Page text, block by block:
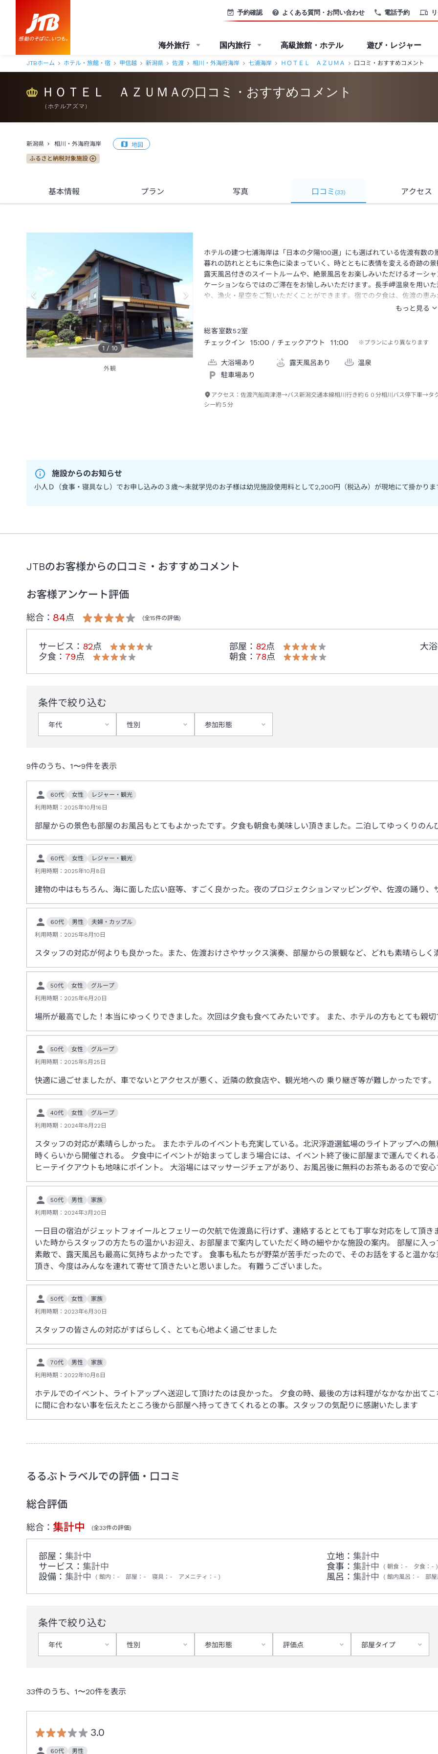
電話予約
予約確認 よくある質問・お問い合わせ
海外旅行 国内旅行 高級旅館・ホテル 遊び・レジャー
JTBホーム ホテル・旅館・宿 甲信越 新潟県 佐渡 相川・外海府海岸 七浦海岸 ＨＯＴＥＬ ＡＺＵＭＡ 口コミ・おすすめコメント
ＨＯＴＥＬ ＡＺＵＭＡの口コミ・おすすめコメント
（ ホテルアズマ ）
新潟県 相川・外海府海岸 地図
ふるさと納税対象施設
基本情報 プラン 写真 口コミ (33) アクセス
1 / 10
外観
ホテルの建つ七浦海岸は「日本の夕陽100選」にも選ばれている佐渡有数
暮れの訪れとともに朱色に染まっていく、時とともに表情を変える奇跡の
露天風呂付きのスイートルームや、絶景風呂をお楽しみいただけるオーシ
ケーションならではのご滞在をお愉しみいただけます。長手岬温泉を用い
や、漁火・星空をご覧いただくことができます。宿での夕食は、佐渡の恵
料理人が工夫を凝らしたメニューをご用意いたします。朝食は和洋の選べ
総客室数52室
チェックイン
15:00 / チェックアウト 11:00 ※プランにより異なります
大浴場あり 露天風呂あり
温泉
駐車場あり
アクセス：佐渡汽船両津港→バス新潟交通本線相川行き約６０分相川バス停下車→タ
シー約５分
施設からのお知らせ
小人Ｄ（食事・寝具なし）でお申し込みの３歳～未就学児のお子様は幼児施設使用料として2,200円（税込み）が現地にて掛かりま
JTBのお客様からの口コミ・おすすめコメント
お客様アンケート評価
総合： 84点 (全15件の評価)
サービス ： 82点 部屋 ： 82点 大
夕食 ： 79点 朝食 ： 78点
条件で絞り込む
年代 性別 参加形態
9件のうち、 1〜9件を表示
60代 女性
レジャー・観光
利用時期： 2025年10月16日
部屋からの景色も部屋のお風呂もとてもよかったです。夕食も朝食も美味しい頂きました。二泊してゆっくりのん
60代 女性
レジャー・観光
利用時期： 2025年10月8日
建物の中はもちろん、海に面した広い庭等、すごく良かった。夜のプロジェクションマッピングや、佐渡の踊り、
60代 男性
夫婦・カップル
利用時期： 2025年8月10日
スタッフの対応が何よりも良かった。また、佐渡おけさやサックス演奏、部屋からの景観など、どれも素晴らしく
50代 女性
グループ
利用時期： 2025年6月20日
場所が最高でした！本当にゆっくりできました。次回は夕食も食べてみたいです。 また、ホテルの方もとても親
50代 女性
グループ
利用時期： 2025年5月25日
快適に過ごせましたが、車でないとアクセスが悪く、近隣の飲食店や、観光地への 乗り継ぎ等が難しかったです。
40代 女性
グループ
利用時期： 2024年8月22日
スタッフの対応が素晴らしかった。 またホテルのイベントも充実している。北沢浮遊選鉱場のライトアップへの
時くらいから開催される。 夕食中にイベントが始まってしまう場合には、イベント終了後に部屋まで運んでくれ
ヒーテイクアウトも地味にポイント。 大浴場にはマッサージチェアがあり、お風呂後に無料のお茶もあるので安心
50代 男性
家族
利用時期： 2024年3月20日
一日目の宿泊がジェットフォイールとフェリーの欠航で佐渡島に行けず、連絡するととても丁寧な対応をして頂
いた時からスタッフの方たちの温かいお迎え、お部屋まで案内していただく時の細やかな施設の案内。 部屋に入
素敵で、露天風呂も最高に気持ちよかったです。 食事も私たちが野菜が苦手だったので、そのお話をすると温か
頂き、今度はみんなを連れて寄せて頂きたいと思いました。 有難うございました。
50代 女性
家族
利用時期： 2023年6月30日
スタッフの皆さんの対応がすばらしく、とても心地よく過ごせました
70代 男性
家族
利用時期： 2022年10月8日
ホテルでのイベント、ライトアップへ送迎して頂けたのは良かった。 夕食の時、最後の方は料理がなかなか出て
に間に合わない事を伝えたところ後から部屋へ持ってきてくれるとの事。スタッフの気配りに感謝いたします
るるぶトラベルでの評価・口コミ
総合評価
総合： 集計中 (全33件の評価)
部屋： 集計中 立地： 集計中
サービス： 集計中 食事： 集計中 朝食 ： - 夕食 ： -
設備： 集計中 館内 ： - 部屋 ： - 寝具 ： - アメニティ ： - 風呂： 集計中 館内風呂 ： - 部屋
条件で絞り込む
年代 性別 参加形態 評価点 部屋タイプ
33件のうち、 1〜20件を表示
3.0
60代 男性